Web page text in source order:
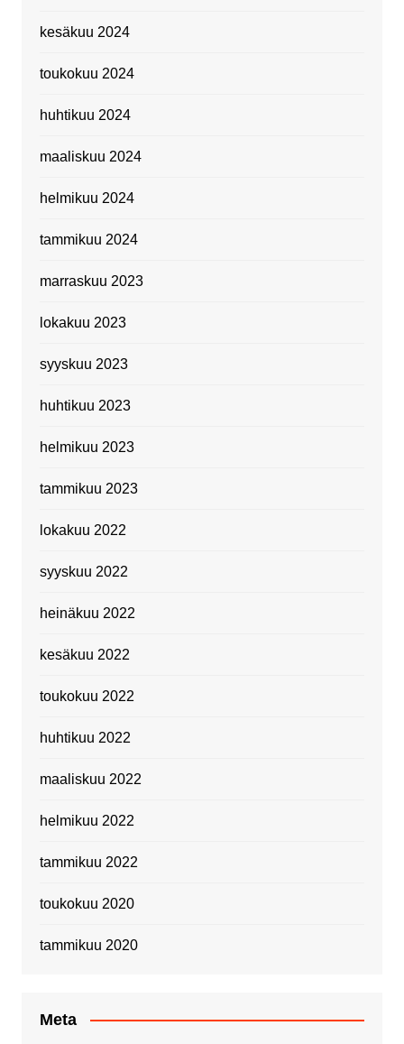
kesäkuu 2024
toukokuu 2024
huhtikuu 2024
maaliskuu 2024
helmikuu 2024
tammikuu 2024
marraskuu 2023
lokakuu 2023
syyskuu 2023
huhtikuu 2023
helmikuu 2023
tammikuu 2023
lokakuu 2022
syyskuu 2022
heinäkuu 2022
kesäkuu 2022
toukokuu 2022
huhtikuu 2022
maaliskuu 2022
helmikuu 2022
tammikuu 2022
toukokuu 2020
tammikuu 2020
Meta